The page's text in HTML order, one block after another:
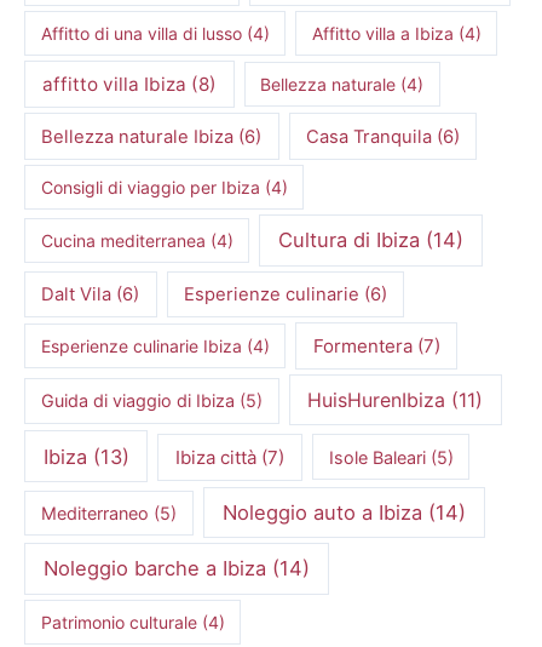
Affitto di una villa di lusso(4) Affitto villa a Ibiza (4)
affitto villa Ibiza (8) Bellezza naturale (4)
Bellezza naturale Ibiza (6) Casa Tranquila(6)
Consigli di viaggio per Ibiza (4)
Cucina mediterranea (4) Cultura di Ibiza (14)
Dalt Vila (6) Esperienze culinarie (6)
Esperienze culinarie Ibiza (4) Formentera(7)
Guida di viaggio di Ibiza (5) HuisHurenIbiza (11)
Ibiza (13) Ibiza città(7) Isole Baleari(5)
Mediterraneo (5) Noleggio auto a Ibiza (14)
Noleggio barche a Ibiza (14)
Patrimonio culturale(4)